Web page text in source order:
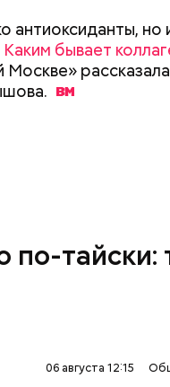
антиоксиданты, но
Каким бывает
Москве»
по-тайски:
06 августа 12:15